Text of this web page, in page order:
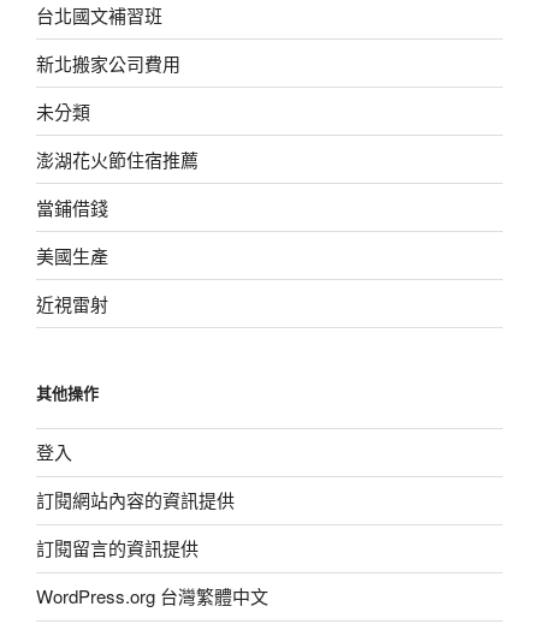
台北國文補習班
新北搬家公司費用
未分類
澎湖花火節住宿推薦
當鋪借錢
美國生產
近視雷射
其他操作
登入
訂閱網站內容的資訊提供
訂閱留言的資訊提供
WordPress.org 台灣繁體中文